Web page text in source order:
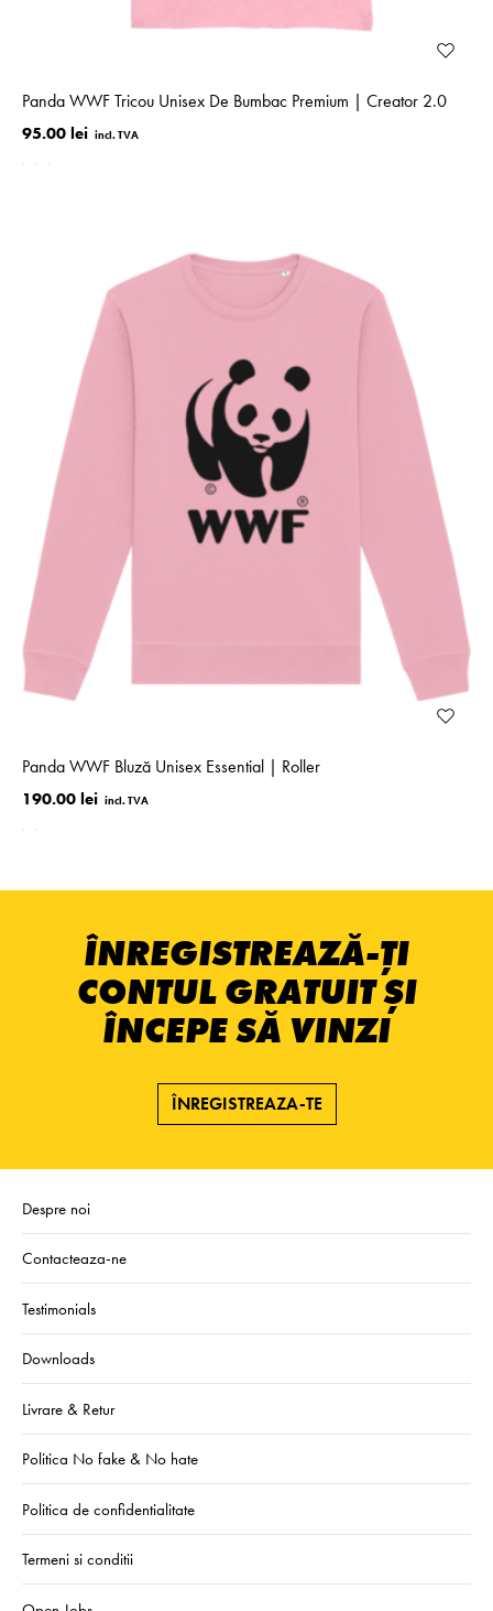
Panda WWF Tricou Unisex De Bumbac Premium | Creator 2.0
95.00 lei
Panda WWF Bluză Unisex Essential | Roller
190.00 lei
ÎNREGISTREAZĂ-ȚI
CONTUL GRATUIT ȘI
ÎNCEPE SĂ VINZI
ÎNREGISTREAZA-TE
Despre noi
Contacteaza-ne
Testimonials
Downloads
Livrare & Retur
Politica No fake & No hate
Politica de confidentialitate
Termeni si conditii